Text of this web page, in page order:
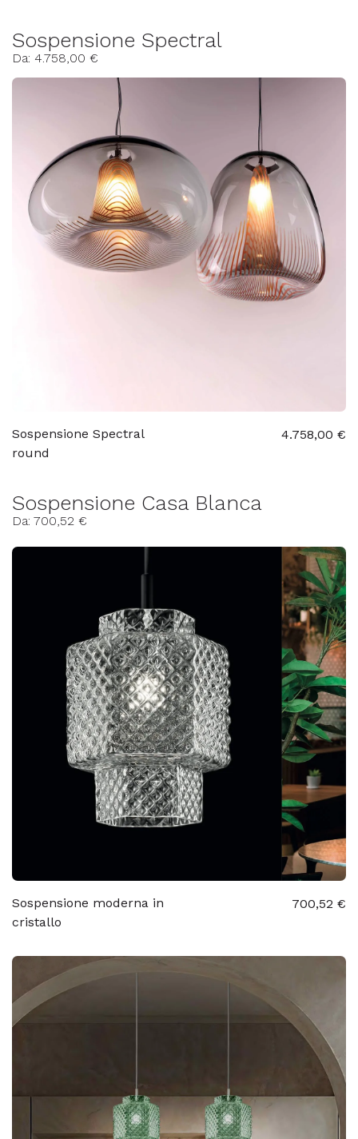
Sospensione Spectral
Da: 4.758,00 €
Sospensione Spectral
round
4.758,00 €
Sospensione Casa Blanca
Da: 700,52 €
Sospensione moderna in
cristallo
700,52 €